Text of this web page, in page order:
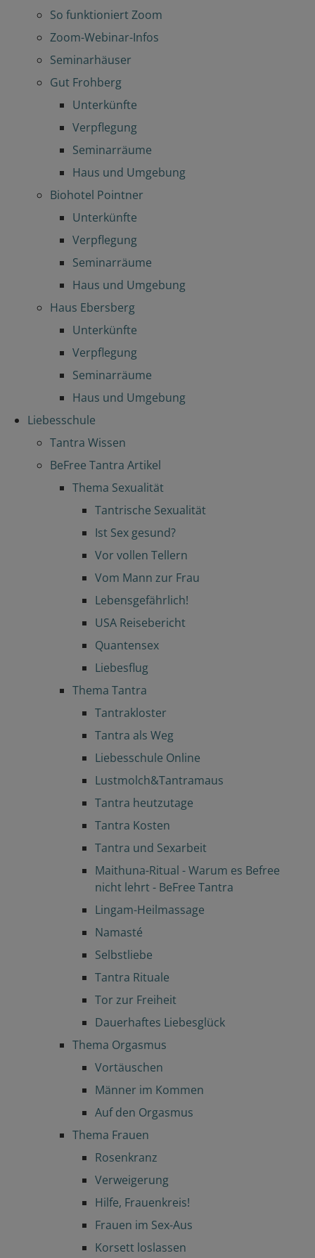
So funktioniert Zoom
Zoom-Webinar-Infos
Seminarhäuser
Gut Frohberg
Unterkünfte
Verpflegung
Seminarräume
Haus und Umgebung
Biohotel Pointner
Unterkünfte
Verpflegung
Seminarräume
Haus und Umgebung
Haus Ebersberg
Unterkünfte
Verpflegung
Seminarräume
Haus und Umgebung
Liebesschule
Tantra Wissen
BeFree Tantra Artikel
Thema Sexualität
Tantrische Sexualität
Ist Sex gesund?
Vor vollen Tellern
Vom Mann zur Frau
Lebensgefährlich!
USA Reisebericht
Quantensex
Liebesflug
Thema Tantra
Tantrakloster
Tantra als Weg
Liebesschule Online
Lustmolch&Tantramaus
Tantra heutzutage
Tantra Kosten
Tantra und Sexarbeit
Maithuna-Ritual - Warum es Befree
nicht lehrt - BeFree Tantra
Lingam-Heilmassage
Namasté
Selbstliebe
Tantra Rituale
Tor zur Freiheit
Dauerhaftes Liebesglück
Thema Orgasmus
Vortäuschen
Männer im Kommen
Auf den Orgasmus
Thema Frauen
Rosenkranz
Verweigerung
Hilfe, Frauenkreis!
Frauen im Sex-Aus
Korsett loslassen